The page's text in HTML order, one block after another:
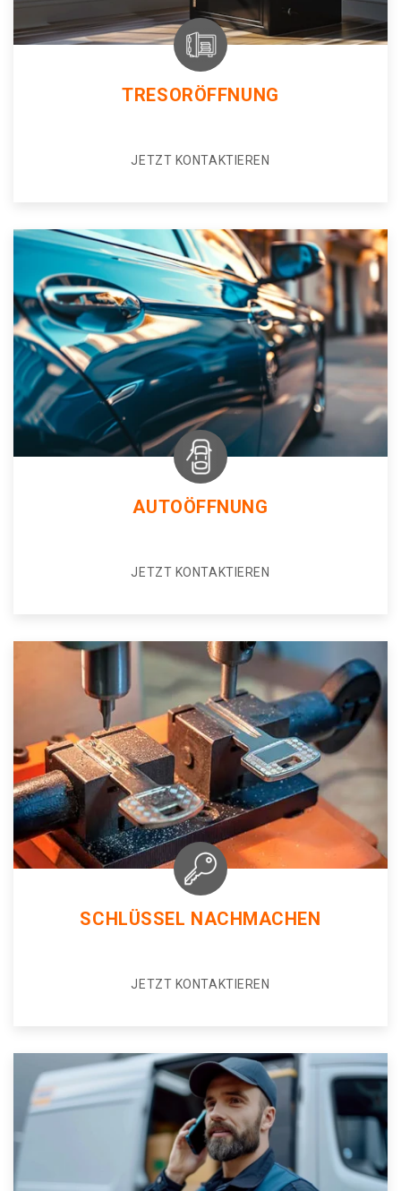
TRESORÖFFNUNG
JETZT KONTAKTIEREN
AUTOÖFFNUNG
JETZT KONTAKTIEREN
SCHLÜSSEL NACHMACHEN
JETZT KONTAKTIEREN